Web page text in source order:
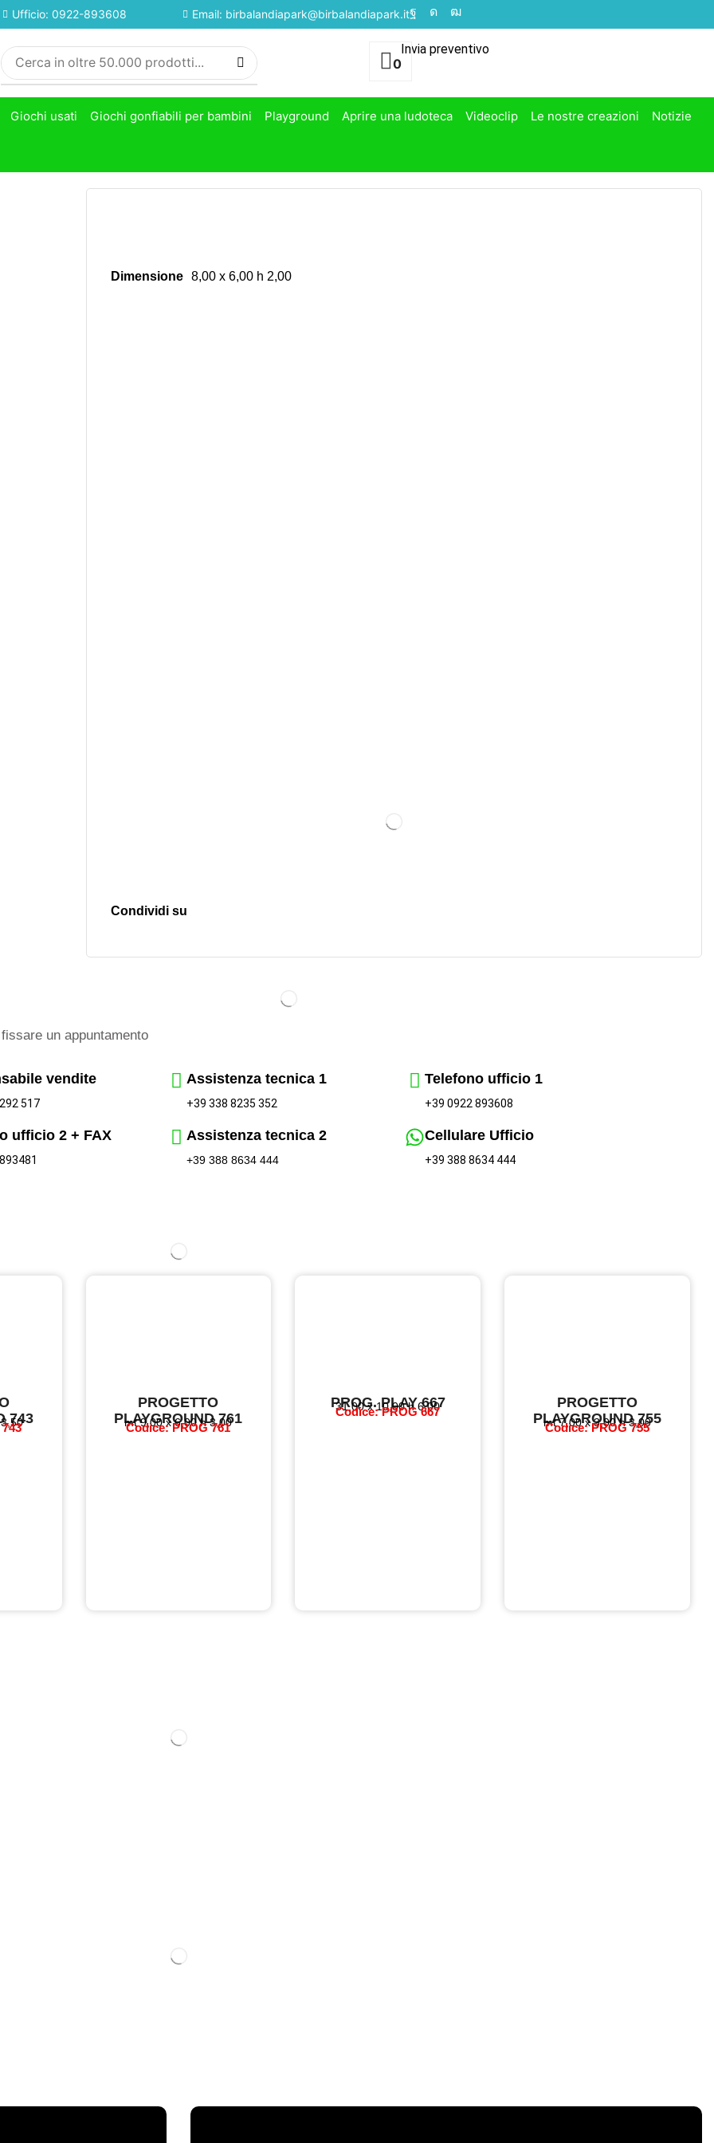
Ufficio: 0922-893608 Email: birbalandiapark@birbalandiapark.it
0
Invia preventivo
Giochi usati Giochi gonfiabili per bambini Playground Aprire una ludoteca Videoclip Le nostre creazioni Notizie
Dimensione 8,00 x 6,00 h 2,00
Condividi su
un appuntamento
vendite
517
Assistenza tecnica 1
+39 338 8235 352
Telefono ufficio 1
+39 0922 893608
ufficio 2 + FAX Assistenza tecnica 2
+39 388 8634 444
Cellulare Ufficio
+39 388 8634 444
743
PROGETTO
PLAYGROUND 761
mt 9,00 x 6,00 h 3,00
Codice: PROG 761
PROG. PLAY 667
31,00 x 10,00 h 6,00
Codice: PROG 667
PROGETTO
PLAYGROUND 755
mt 7,00 x 3,00 h 3,00
Codice: PROG 755